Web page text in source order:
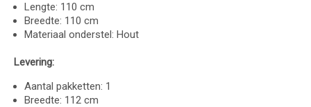
Lengte: 110 cm
Breedte: 110 cm
Materiaal onderstel: Hout
Levering:
Aantal pakketten: 1
Breedte: 112 cm